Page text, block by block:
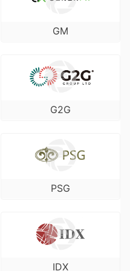
GM
G2G
PSG
IDX